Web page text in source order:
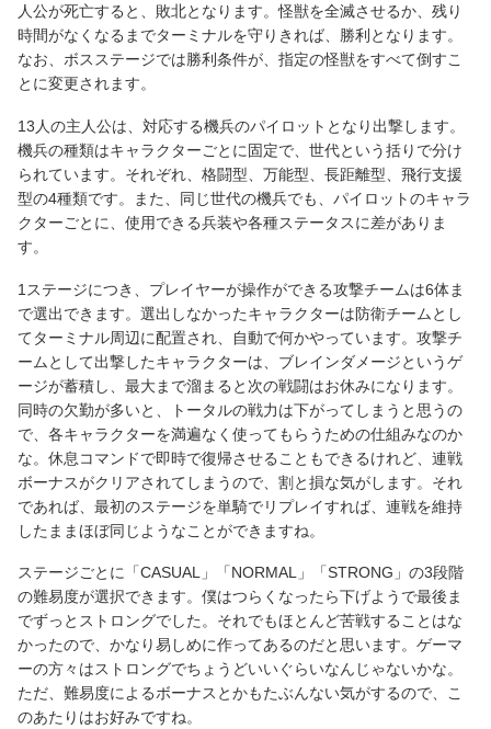
人公が死亡すると、敗北となります。怪獣を全滅させるか、残り
時間がなくなるまでターミナルを守りきれば、勝利となります。
なお、ボスステージでは勝利条件が、指定の怪獣をすべて倒すこ
とに変更されます。
13人の主人公は、対応する機兵のパイロットとなり出撃します。
機兵の種類はキャラクターごとに固定で、世代という括りで分け
られています。それぞれ、格闘型、万能型、長距離型、飛行支援
型の4種類です。また、同じ世代の機兵でも、パイロットのキャラ
クターごとに、使用できる兵装や各種ステータスに差がありま
す。
1ステージにつき、プレイヤーが操作ができる攻撃チームは6体ま
で選出できます。選出しなかったキャラクターは防衛チームとし
てターミナル周辺に配置され、自動で何かやっています。攻撃チ
ームとして出撃したキャラクターは、ブレインダメージというゲ
ージが蓄積し、最大まで溜まると次の戦闘はお休みになります。
同時の欠勤が多いと、トータルの戦力は下がってしまうと思うの
で、各キャラクターを満遍なく使ってもらうための仕組みなのか
な。休息コマンドで即時で復帰させることもできるけれど、連戦
ボーナスがクリアされてしまうので、割と損な気がします。それ
であれば、最初のステージを単騎でリプレイすれば、連戦を維持
したままほぼ同じようなことができますね。
ステージごとに「CASUAL」「NORMAL」「STRONG」の3段階
の難易度が選択できます。僕はつらくなったら下げようで最後ま
でずっとストロングでした。それでもほとんど苦戦することはな
かったので、かなり易しめに作ってあるのだと思います。ゲーマ
ーの方々はストロングでちょうどいいぐらいなんじゃないかな。
ただ、難易度によるボーナスとかもたぶんない気がするので、こ
のあたりはお好みですね。